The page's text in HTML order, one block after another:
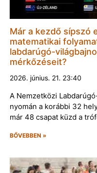
Már a kezdő sípszó
matematikai
labdarúgó-
mérkőzéseit?
2026. június. 21. 23:40
A Nemzetközi
nyomán a korábbi 32
már 48 csapat küzd a
BŐVEBBEN »